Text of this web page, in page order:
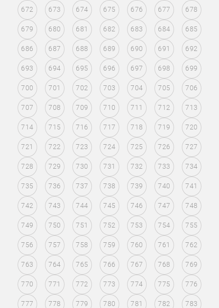
672 673 674 675 676 677 678
679 680 681 682 683 684 685
686 687 688 689 690 691 692
693 694 695 696 697 698 699
700 701 702 703 704 705 706
707 708 709 710 711 712 713
714 715 716 717 718 719 720
721 722 723 724 725 726 727
728 729 730 731 732 733 734
735 736 737 738 739 740 741
742 743 744 745 746 747 748
749 750 751 752 753 754 755
756 757 758 759 760 761 762
763 764 765 766 767 768 769
770 771 772 773 774 775 776
777 778 779 780 781 782 783